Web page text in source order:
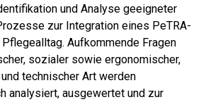
und Analyse geeigneter
zur Integration eines PeTRA-
Aufkommende Fragen
sozialer sowie ergonomischer,
technischer Art werden
analysiert, ausgewertet und zur